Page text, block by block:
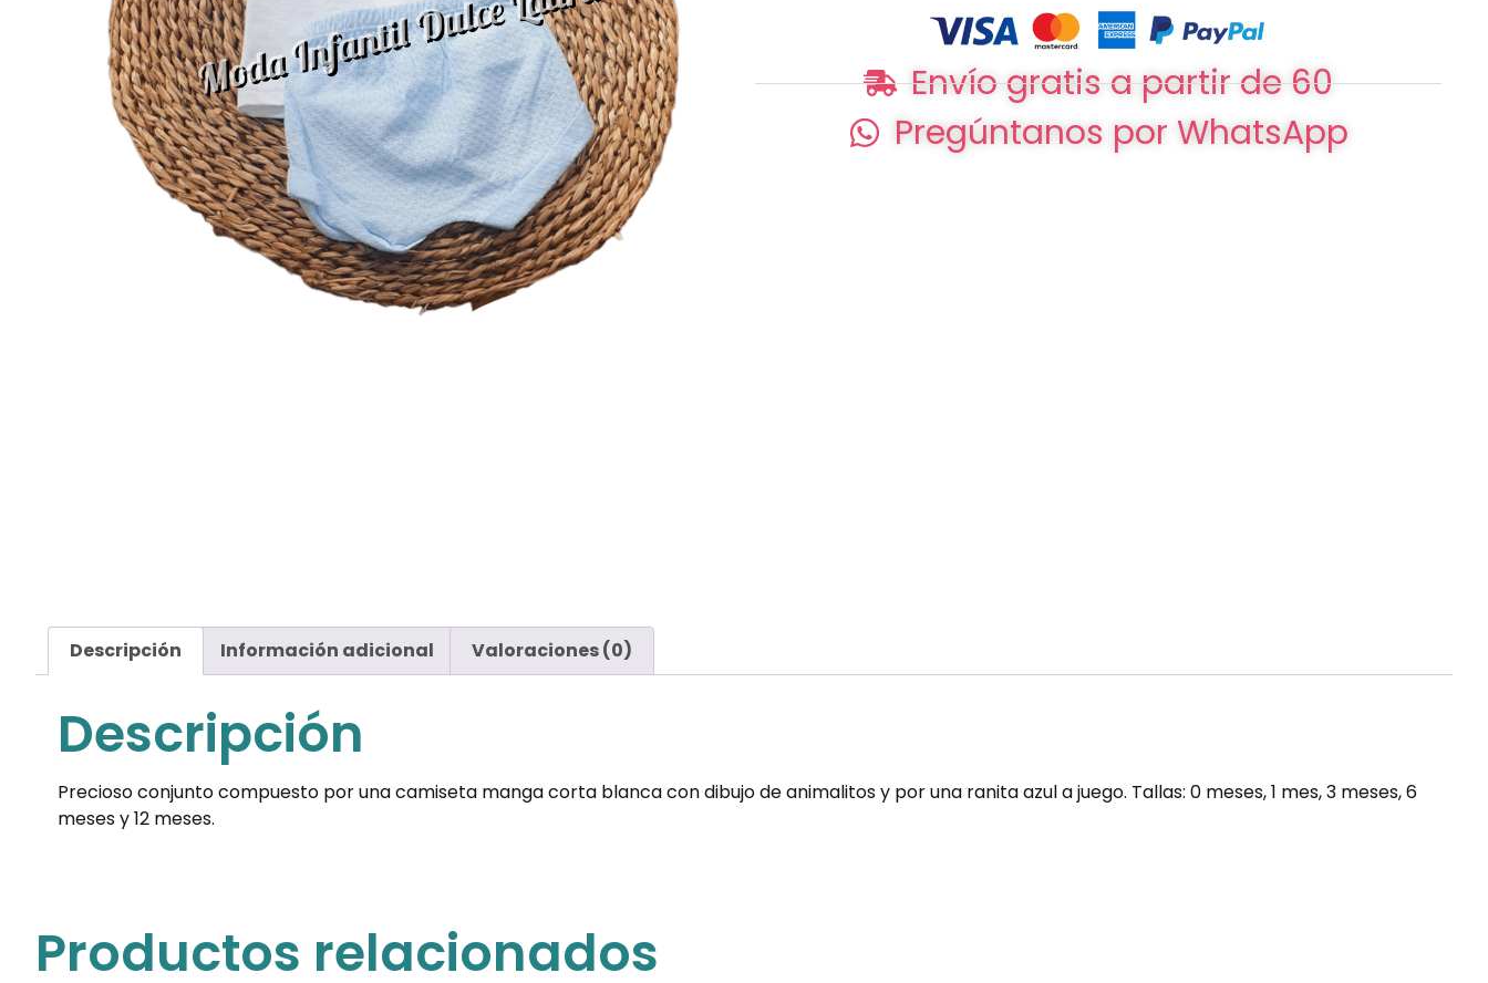
Envío gratis a partir de 60
Pregúntanos por WhatsApp
Descripción Información adicional Valoraciones (0)
Descripción
Precioso conjunto compuesto por una camiseta manga corta blanca con dibujo de animalitos y por una ranita azul a juego. Tallas: 0 meses, 1 mes, 3 meses, 6
meses y 12 meses.
Productos relacionados